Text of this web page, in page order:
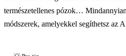
természetellenes pózok…
módszerek, amelyekkel segíthetsz az